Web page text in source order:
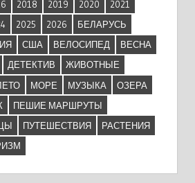
2018 2019 2020
2021
2025 2026
БЕЛАРУСЬ
США ВЕЛОСИПЕД
ВЕСНА
ДЕТЕКТИВ
ЖИВОТНЫЕ
МОРЕ МУЗЫКА
ОЗЕРА
ПЕШИЕ МАРШРУТЫ
ПУТЕШЕСТВИЯ
РАСТЕНИЯ